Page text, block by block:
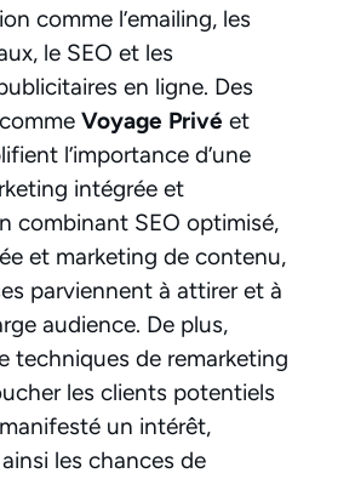
comme l’emailing, les
le SEO et les
en ligne. Des
Voyage Privé et
l’importance d’une
intégrée et
combinant SEO optimisé,
et marketing de contenu,
parviennent à attirer et à
audience. De plus,
techniques de remarketing
les clients potentiels
un intérêt,
les chances de